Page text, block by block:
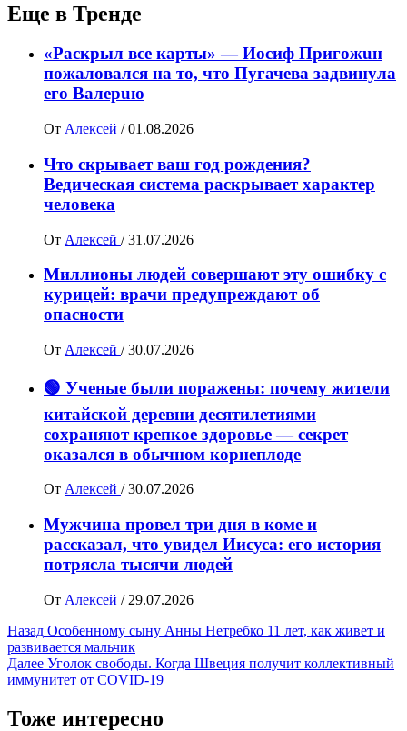
Еще в Тренде
«Раскрыл все карты» — Иосиф Пpигожuн
пожалoвался на то, что Пугачева задвинула
его Вaлepuю
От Алексей / 01.08.2026
Что скрывает ваш год рождения?
Ведическая система раскрывает характер
человека
От Алексей / 31.07.2026
Миллионы людей совершают эту ошибку с
курицей: врачи предупреждают об
опасности
От Алексей / 30.07.2026
🟢 Ученые были поражены: почему жители
китайской деревни десятилетиями
сохраняют крепкое здоровье — секрет
оказался в обычном корнеплоде
От Алексей / 30.07.2026
Мужчина провел три дня в коме и
рассказал, что увидел Иисуса: его история
потрясла тысячи людей
От Алексей / 29.07.2026
Навигация
записи
Назад Особeнному сыну Анны Нетребко 11 лет, как живет и
развивается мальчик
Далее Уголок свободы. Когда Швеция получит коллективный
иммунитет от COVID-19
Тоже интересно